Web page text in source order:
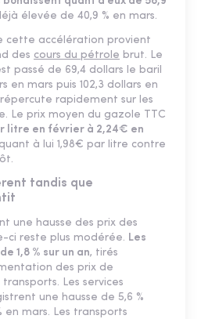
élevée de 40,9 % en mars.
cette accélération provient
des cours du pétrole brut. Le
passé de 69,4 dollars le baril
en mars puis 102,3 dollars en
rapidement sur les
Le prix moyen du gazole TTC
litre en février à 2,24€ en
à lui 1,98€ par litre contre
tandis que
une hausse des prix des
ci reste plus modérée. Les
1,8 % sur un an, tirés
des prix de
Les services
une hausse de 5,6 %
en mars. Les transports